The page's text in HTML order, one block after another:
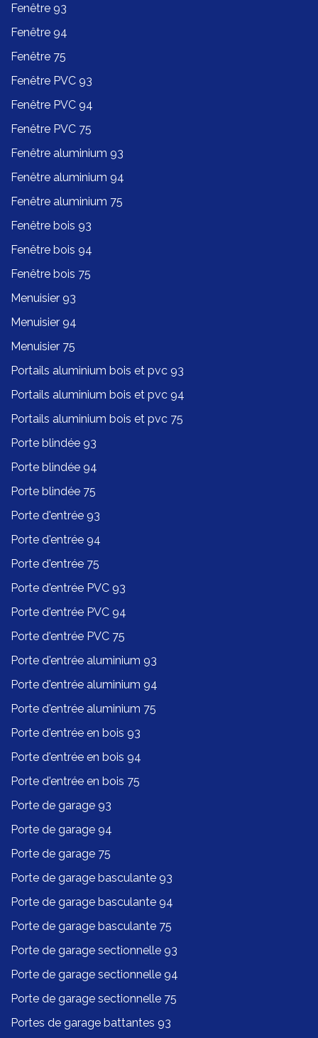
Fenêtre 93
Fenêtre 94
Fenêtre 75
Fenêtre PVC 93
Fenêtre PVC 94
Fenêtre PVC 75
Fenêtre aluminium 93
Fenêtre aluminium 94
Fenêtre aluminium 75
Fenêtre bois 93
Fenêtre bois 94
Fenêtre bois 75
Menuisier 93
Menuisier 94
Menuisier 75
Portails aluminium bois et pvc 93
Portails aluminium bois et pvc 94
Portails aluminium bois et pvc 75
Porte blindée 93
Porte blindée 94
Porte blindée 75
Porte d'entrée 93
Porte d'entrée 94
Porte d'entrée 75
Porte d'entrée PVC 93
Porte d'entrée PVC 94
Porte d'entrée PVC 75
Porte d'entrée aluminium 93
Porte d'entrée aluminium 94
Porte d'entrée aluminium 75
Porte d'entrée en bois 93
Porte d'entrée en bois 94
Porte d'entrée en bois 75
Porte de garage 93
Porte de garage 94
Porte de garage 75
Porte de garage basculante 93
Porte de garage basculante 94
Porte de garage basculante 75
Porte de garage sectionnelle 93
Porte de garage sectionnelle 94
Porte de garage sectionnelle 75
Portes de garage battantes 93